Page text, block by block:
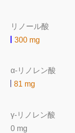
リノール酸
300 mg
α-リノレン酸
81 mg
γ-リノレン酸
0 mg